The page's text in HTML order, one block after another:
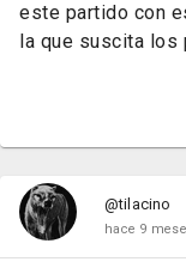
este partido con
la que suscita los
@tilacino
hace 9